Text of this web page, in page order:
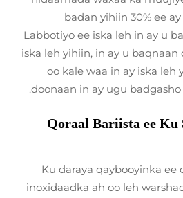
badan yihiin 30% ee
Labbotiyo ee iska leh in ay u
iska leh yihiin, in ay u baqnaan
oo kale waa in ay iska leh
doonaan in ay ugu badgasho
Qoraal Bariista ee Ku
Ku daraya qaybooyinka ee
inoxidaadka ah oo leh